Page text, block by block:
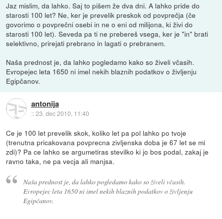
Jaz mislim, da lahko. Saj to pišem že dva dni. A lahko pride do
starosti 100 let? Ne, ker je prevelik preskok od povprečja (če
govorimo o povprečni osebi in ne o eni od milijona, ki živi do
starosti 100 let). Seveda pa ti ne prebereš vsega, ker je "in" brati
selektivno, prirejati prebrano in lagati o prebranem.
Naša prednost je, da lahko pogledamo kako so živeli včasih.
Evropejec leta 1650 ni imel nekih blaznih podatkov o življenju
Egipčanov.
antonija
::23. dec 2010, 11:40
Ce je 100 let prevelik skok, koliko let pa pol lahko po tvoje
(trenutna pricakovana povprecna zivljenska doba je 67 let se mi
zdi)? Pa ce lahko se argumetiras stevilko ki jo bos podal, zakaj je
ravno taka, ne pa vecja ali manjsa.
Naša prednost je, da lahko pogledamo kako so živeli včasih.
Evropejec leta 1650 ni imel nekih blaznih podatkov o življenju
Egipčanov.